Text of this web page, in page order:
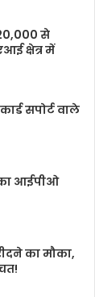
से
क्षेत्र में
सपोर्ट वाले
का आईपीओ
का मौका,